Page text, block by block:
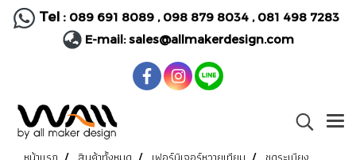
Tel : 089 691 8089, 098 879 8034 , 081 498 7283
E-mail:sales@allmakerdesign.com